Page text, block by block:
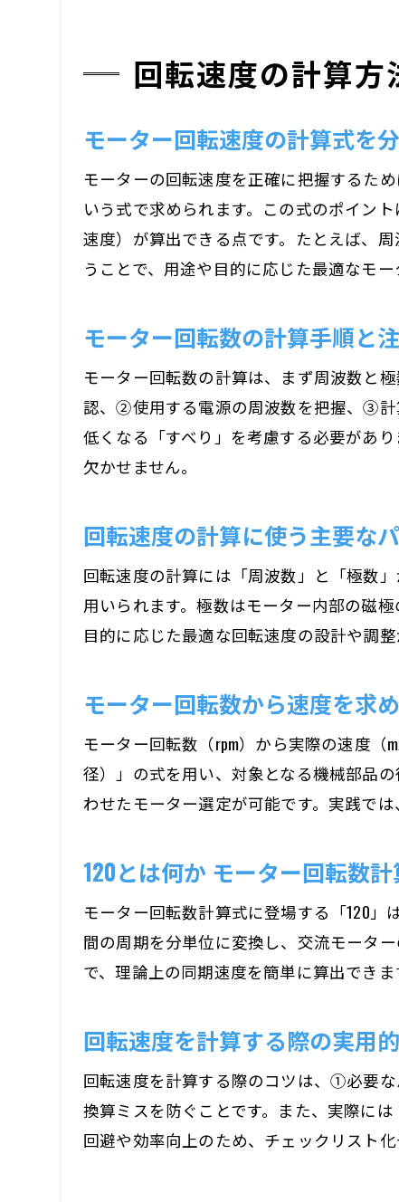
回転速度の計算
モーター回転速度の計算式を
モーターの回転速度を正確に把握するた
いう式で求められます。この式のポイン
速度）が算出できる点です。たとえば、
うことで、用途や目的に応じた最適なモ
モーター回転数の計算手順と
モーター回転数の計算は、まず周波数と
認、②使用する電源の周波数を把握、③計
低くなる「すべり」を考慮する必要があ
欠かせません。
回転速度の計算に使う主要な
回転速度の計算には「周波数」と「極数
用いられます。極数はモーター内部の磁
目的に応じた最適な回転速度の設計や調
モーター回転数から速度を求
モーター回転数（rpm）から実際の速度（
径）」の式を用い、対象となる機械部品
わせたモーター選定が可能です。実践で
120とは何か モーター回転数
モーター回転数計算式に登場する「120」
間の周期を分単位に変換し、交流モータ
で、理論上の同期速度を簡単に算出でき
回転速度を計算する際の実用
回転速度を計算する際のコツは、①必要
換算ミスを防ぐことです。また、実際に
回避や効率向上のため、チェックリスト